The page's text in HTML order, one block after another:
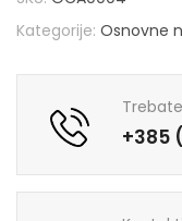
Kategorije: Osnovne
+385